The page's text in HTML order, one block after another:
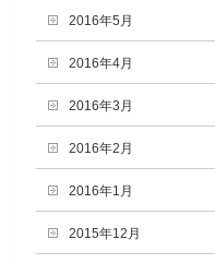
2016年5月
2016年4月
2016年3月
2016年2月
2016年1月
2015年12月